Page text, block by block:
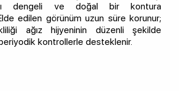
dengeli ve doğal bir kontura
edilen görünüm uzun süre korunur;
ağız hijyeninin düzenli şekilde
kontrollerle desteklenir.